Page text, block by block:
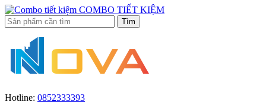
COMBO TIẾT KIỆM
Hotline: 0852333393